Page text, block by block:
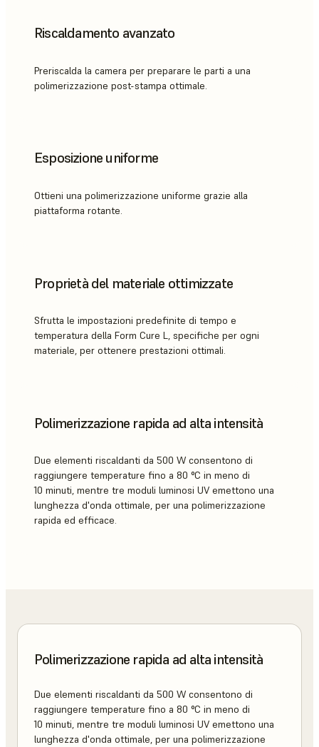
Riscaldamento avanzato
Preriscalda la camera per preparare le parti a una
polimerizzazione post-stampa ottimale.
Esposizione uniforme
Ottieni una polimerizzazione uniforme grazie alla
piattaforma rotante.
Proprietà del materiale ottimizzate
Sfrutta le impostazioni predefinite di tempo e
temperatura della Form Cure L, specifiche per ogni
materiale, per ottenere prestazioni ottimali.
Polimerizzazione rapida ad alta intensità
Due elementi riscaldanti da 500 W consentono di
raggiungere temperature fino a 80 °C in meno di
10 minuti, mentre tre moduli luminosi UV emettono una
lunghezza d'onda ottimale, per una polimerizzazione
rapida ed efficace.
Polimerizzazione rapida ad alta intensità
Due elementi riscaldanti da 500 W consentono di
raggiungere temperature fino a 80 °C in meno di
10 minuti, mentre tre moduli luminosi UV emettono una
lunghezza d'onda ottimale, per una polimerizzazione